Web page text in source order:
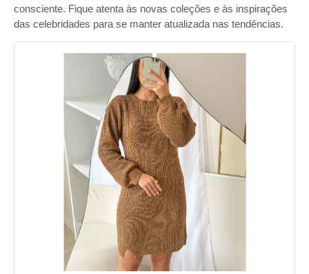
consciente. Fique atenta às novas coleções e às inspirações
das celebridades para se manter atualizada nas tendências.